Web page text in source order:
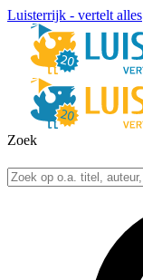
Luisterrijk - vertelt alles
Zoek